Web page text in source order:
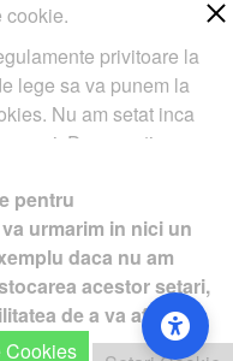
Next »
la noi !
site au fost furnizate de
probleme va rog sa ne
cookie.
privitoare la
lege sa va punem la
Nu am setat inca
Daca vreti sa
punem la dispozitie un
caz, va aducem la
intr-adevar necesare
si nu pot fi
acord cu aceasta: Va
site.
pentru
urmarim in nici un
daca nu am
acestor setari,
de a va afisa
Cookies